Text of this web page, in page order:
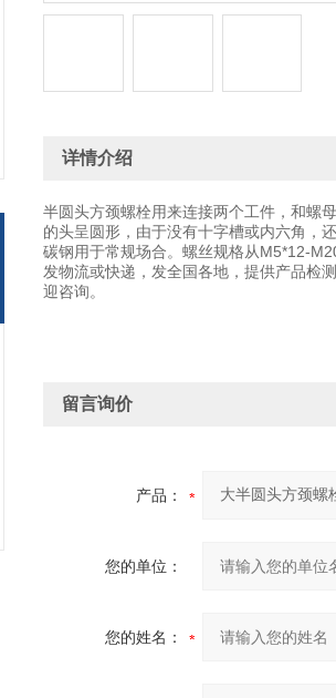
详情介绍
半圆头方颈螺栓用来连接两个工件，和螺
的头呈圆形，由于没有十字槽或内六角，
碳钢用于常规场合。螺丝规格从M5*12-
发物流或快递，发全国各地，提供产品检
迎咨询。
留言询价
产品：
您的单位：
您的姓名：